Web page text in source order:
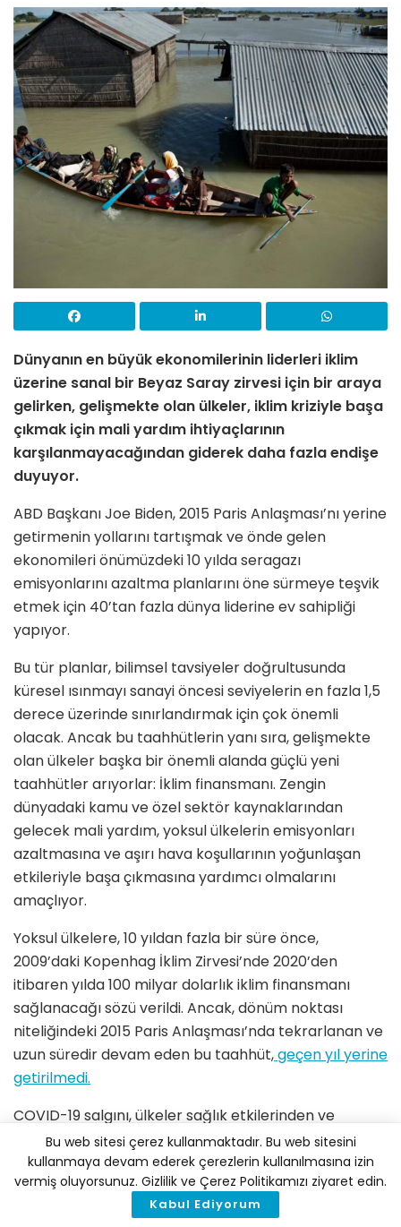
Dünyanın en büyük ekonomilerinin liderleri iklim
üzerine sanal bir Beyaz Saray zirvesi için bir araya
gelirken, gelişmekte olan ülkeler, iklim kriziyle başa
çıkmak için mali yardım ihtiyaçlarının
karşılanmayacağından giderek daha fazla endişe
duyuyor.
ABD Başkanı Joe Biden, 2015 Paris Anlaşması’nı yerine
getirmenin yollarını tartışmak ve önde gelen
ekonomileri önümüzdeki 10 yılda seragazı
emisyonlarını azaltma planlarını öne sürmeye teşvik
etmek için 40’tan fazla dünya liderine ev sahipliği
yapıyor.
Bu tür planlar, bilimsel tavsiyeler doğrultusunda
küresel ısınmayı sanayi öncesi seviyelerin en fazla 1,5
derece üzerinde sınırlandırmak için çok önemli
olacak. Ancak bu taahhütlerin yanı sıra, gelişmekte
olan ülkeler başka bir önemli alanda güçlü yeni
taahhütler arıyorlar: İklim finansmanı. Zengin
dünyadaki kamu ve özel sektör kaynaklarından
gelecek mali yardım, yoksul ülkelerin emisyonları
azaltmasına ve aşırı hava koşullarının yoğunlaşan
etkileriyle başa çıkmasına yardımcı olmalarını
amaçlıyor.
Yoksul ülkelere, 10 yıldan fazla bir süre önce,
2009’daki Kopenhag İklim Zirvesi’nde 2020’den
itibaren yılda 100 milyar dolarlık iklim finansmanı
sağlanacağı sözü verildi. Ancak, dönüm noktası
niteliğindeki 2015 Paris Anlaşması’nda tekrarlanan ve
uzun süredir devam eden bu taahhüt,geçen yıl yerine
getirilmedi.
COVID-19 salgını, ülkeler sağlık etkilerinden ve
karantinalardan kurtulmak için mücadele ederken,
zengin ülkelerin artan finansal baskılarla karşı karşıya
olduğu anlamına geldi. Ancak yoksul ülkeler için
durum daha da vahim. Ekonomileri COVID kaynaklı
Bu web sitesi çerez kullanmaktadır. Bu web sitesini
kullanmaya devam ederek çerezlerin kullanılmasına izin
vermiş oluyorsunuz. Gizlilik ve Çerez Politikamızı ziyaret edin.
Kabul Ediyorum